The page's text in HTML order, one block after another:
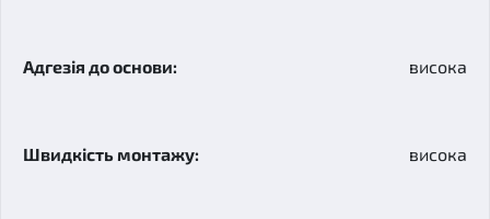
висока
висока